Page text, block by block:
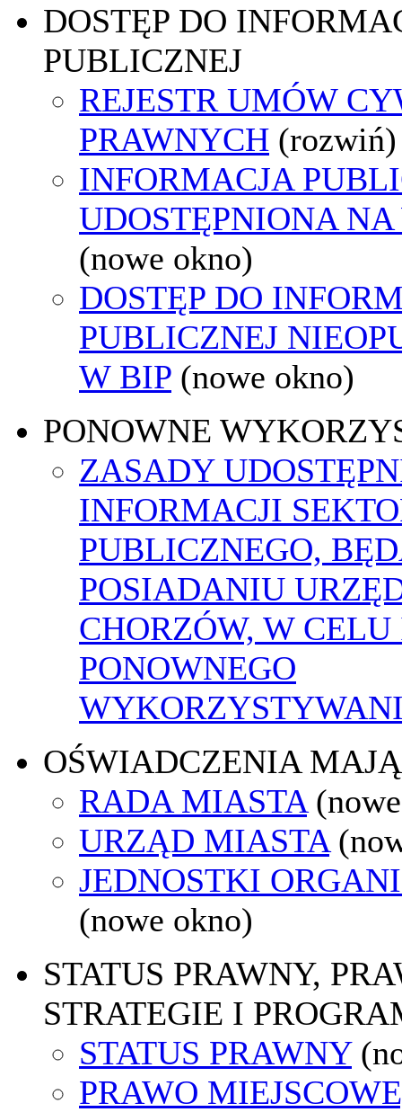
DOSTĘP DO
PUBLICZNEJ
REJESTR UMÓW
PRAWNYCH (rozwiń)
INFORMACJA
UDOSTĘPNIONA
(nowe okno)
DOSTĘP DO
PUBLICZNEJ
W BIP (nowe okno)
PONOWNE
ZASADY
INFORMACJI
PUBLICZNEGO,
POSIADANIU
CHORZÓW, W
PONOWNEGO
OŚWIADCZENIA
RADA MIASTA
URZĄD MIASTA
JEDNOSTKI
(nowe okno)
STATUS PRAWNY,
STRATEGIE I
STATUS PRAWNY
PRAWO